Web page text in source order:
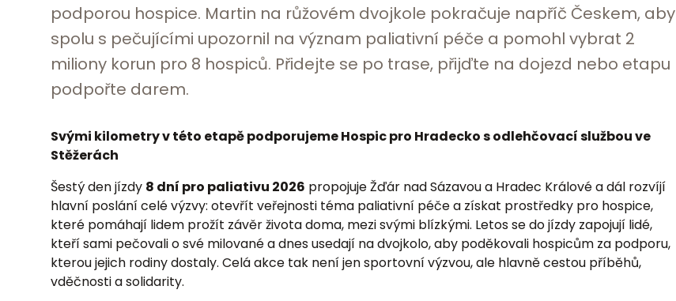
podporou hospice. Martin na růžovém dvojkole pokračuje napříč Českem, aby
spolu s pečujícími upozornil na význam paliativní péče a pomohl vybrat 2
miliony korun pro 8 hospiců. Přidejte se po trase, přijďte na dojezd nebo etapu
podpořte darem.
Svými kilometry v této etapě podporujeme Hospic pro Hradecko s odlehčovací službou ve
Stěžerách
Šestý den jízdy 8 dní pro paliativu 2026 propojuje Žďár nad Sázavou a Hradec Králové a dál rozvíjí
hlavní poslání celé výzvy: otevřít veřejnosti téma paliativní péče a získat prostředky pro hospice,
které pomáhají lidem prožít závěr života doma, mezi svými blízkými. Letos se do jízdy zapojují lidé,
kteří sami pečovali o své milované a dnes usedají na dvojkolo, aby poděkovali hospicům za podporu,
kterou jejich rodiny dostaly. Celá akce tak není jen sportovní výzvou, ale hlavně cestou příběhů,
vděčnosti a solidarity.